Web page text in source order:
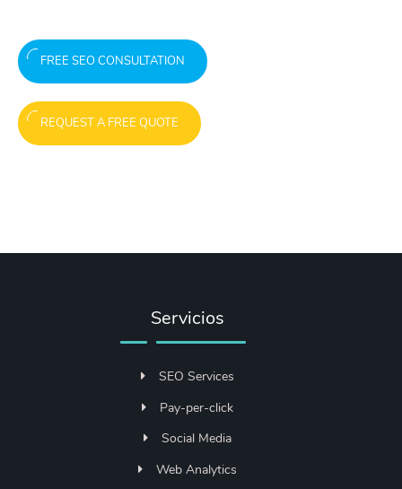
FREE SEO CONSULTATION
REQUEST A FREE QUOTE
Servicios
SEO Services
Pay-per-click
Social Media
Web Analytics